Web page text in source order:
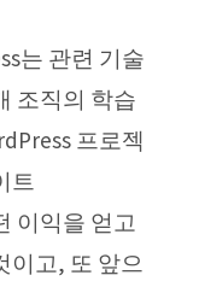
는 관련 기술
조직의 학습
프로젝
트
이익을 얻고
이고, 또 앞으